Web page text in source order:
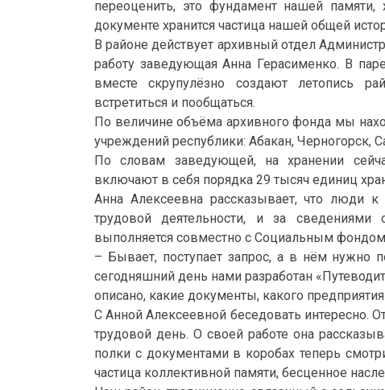
переоценить, это фундамент нашей
документе хранится частица нашей общей
В районе действует архивный отдел
работу заведующая Анна Герасименко. В
вместе скрупулёзно создают летопись
встретиться и пообщаться.
По величине объёма архивного фонда мы
учреждений республики: Абакан, Черногорск,
По словам заведующей, на хранении
включают в себя порядка 29 тысяч единиц
Анна Алексеевна рассказывает, что люди
трудовой деятельности, и за
выполняется совместно с Социальным
– Бывает, поступает запрос, а в нём нужно
сегодняшний день нами разработан
описано, какие документы, какого
С Анной Алексеевной беседовать интересно.
трудовой день. О своей работе она
полки с документами в коробах теперь
частица коллективной памяти, бесценное